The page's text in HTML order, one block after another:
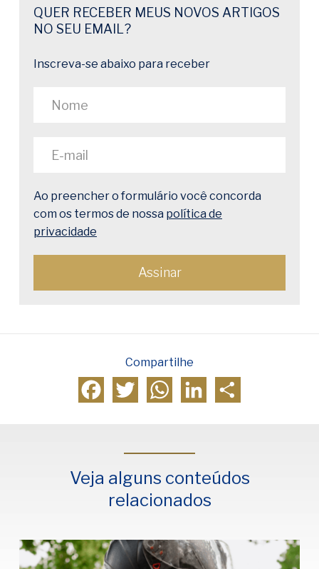
QUER RECEBER MEUS NOVOS ARTIGOS
NO SEU EMAIL?
Inscreva-se abaixo para receber
Ao preencher o formulário você concorda
com os termos de nossa política de
privacidade
Compartilhe
FacebookTwitter WhatsAppLinkedIn
Veja alguns conteúdos
relacionados